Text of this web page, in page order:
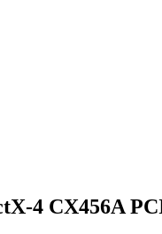
4 CX456A